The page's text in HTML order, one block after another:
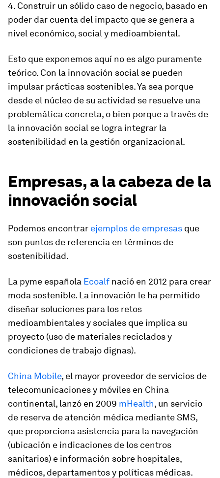
4. Construir un sólido caso de negocio, basado en
poder dar cuenta del impacto que se genera a
nivel económico, social y medioambiental.
Esto que exponemos aquí no es algo puramente
teórico. Con la innovación social se pueden
impulsar prácticas sostenibles. Ya sea porque
desde el núcleo de su actividad se resuelve una
problemática concreta, o bien porque a través de
la innovación social se logra integrar la
sostenibilidad en la gestión organizacional.
Empresas, a la cabeza de la
innovación social
Podemos encontrar ejemplos de empresas que
son puntos de referencia en términos de
sostenibilidad.
La pyme española Ecoalf nació en 2012 para crear
moda sostenible. La innovación le ha permitido
diseñar soluciones para los retos
medioambientales y sociales que implica su
proyecto (uso de materiales reciclados y
condiciones de trabajo dignas).
China Mobile, el mayor proveedor de servicios de
telecomunicaciones y móviles en China
continental, lanzó en 2009 mHealth, un servicio
de reserva de atención médica mediante SMS,
que proporciona asistencia para la navegación
(ubicación e indicaciones de los centros
sanitarios) e información sobre hospitales,
médicos, departamentos y políticas médicas.